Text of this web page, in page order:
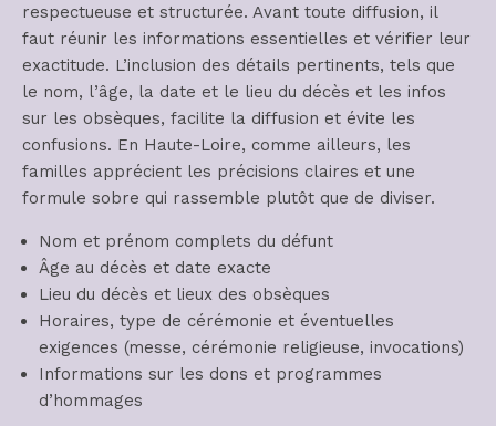
respectueuse et structurée. Avant toute diffusion, il
faut réunir les informations essentielles et vérifier leur
exactitude. L’inclusion des détails pertinents, tels que
le nom, l’âge, la date et le lieu du décès et les infos
sur les obsèques, facilite la diffusion et évite les
confusions. En Haute-Loire, comme ailleurs, les
familles apprécient les précisions claires et une
formule sobre qui rassemble plutôt que de diviser.
Nom et prénom complets du défunt
Âge au décès et date exacte
Lieu du décès et lieux des obsèques
Horaires, type de cérémonie et éventuelles
exigences (messe, cérémonie religieuse, invocations)
Informations sur les dons et programmes
d’hommages